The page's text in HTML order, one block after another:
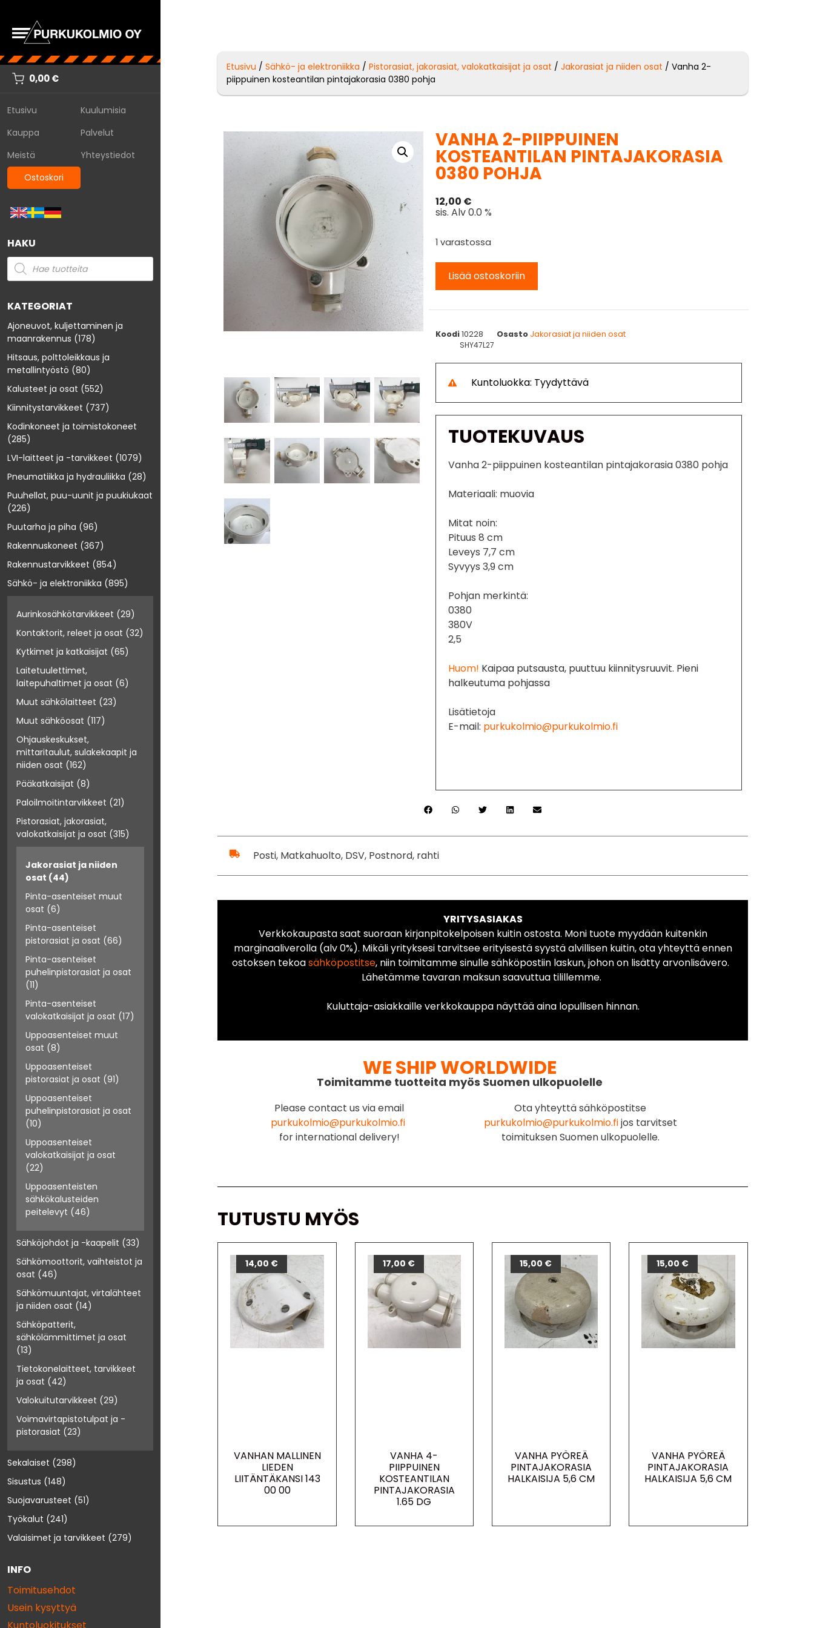
0,00€
Etusivu
Kuulumisia
Kauppa
Palvelut
Meistä
Yhteystiedot
Ostoskori
HAKU
KATEGORIAT
Ajoneuvot, kuljettaminen ja
maanrakennus (178)
Hitsaus, polttoleikkaus ja
metallintyöstö (80)
Kalusteet ja osat (552)
Kiinnitystarvikkeet (737)
Kodinkoneet ja toimistokoneet
(285)
LVI-laitteet ja -tarvikkeet (1079)
Pneumatiikka ja hydrauliikka (28)
Puuhellat, puu-uunit ja puukiukaat
(226)
Puutarha ja piha (96)
Rakennuskoneet (367)
Rakennustarvikkeet (854)
Sähkö- ja elektroniikka (895)
Aurinkosähkötarvikkeet (29)
Kontaktorit, releet ja osat (32)
Kytkimet ja katkaisijat (65)
Laitetuulettimet,
laitepuhaltimet ja osat (6)
Muut sähkölaitteet (23)
Muut sähköosat (117)
Ohjauskeskukset,
mittaritaulut, sulakekaapit ja
niiden osat (162)
Pääkatkaisijat (8)
Paloilmoitintarvikkeet (21)
Pistorasiat, jakorasiat,
valokatkaisijat ja osat (315)
Jakorasiat ja niiden
osat (44)
Pinta-asenteiset muut
osat (6)
Pinta-asenteiset
pistorasiat ja osat (66)
Pinta-asenteiset
puhelinpistorasiat ja osat
(11)
Pinta-asenteiset
valokatkaisijat ja osat (17)
Uppoasenteiset muut
osat (8)
Uppoasenteiset
pistorasiat ja osat (91)
Uppoasenteiset
puhelinpistorasiat ja osat
(10)
Uppoasenteiset
valokatkaisijat ja osat
(22)
Uppoasenteisten
sähkökalusteiden
peitelevyt (46)
Sähköjohdot ja -kaapelit (33)
Sähkömoottorit, vaihteistot ja
osat (46)
Sähkömuuntajat, virtalähteet
ja niiden osat (14)
Sähköpatterit,
sähkölämmittimet ja osat
(13)
Tietokonelaitteet, tarvikkeet
ja osat (42)
Valokuitutarvikkeet (29)
Voimavirtapistotulpat ja -
pistorasiat (23)
Sekalaiset (298)
Sisustus (148)
Suojavarusteet (51)
Työkalut (241)
Valaisimet ja tarvikkeet (279)
INFO
Toimitusehdot
Usein kysyttyä
Etusivu /Sähkö- ja elektroniikka /Pistorasiat, jakorasiat, valokatkaisijat ja osat /Jakorasiat ja niiden osat / Vanha 2-
piippuinen kosteantilan pintajakorasia 0380 pohja
VANHA 2-PIIPPUINEN
KOSTEANTILAN PINTAJAKORASIA
0380 POHJA
12,00 €
sis. Alv 0.0 %
1 varastossa
Lisää ostoskoriin
Koodi10228 Osasto Jakorasiat ja niiden osat
SHY47L27
Kuntoluokka: Tyydyttävä
TUOTEKUVAUS
Vanha 2-piippuinen kosteantilan pintajakorasia 0380 pohja
Materiaali: muovia
Mitat noin:
Pituus 8 cm
Leveys 7,7 cm
Syvyys 3,9 cm
Pohjan merkintä:
0380
380V
2,5
Huom! Kaipaa putsausta, puuttuu kiinnitysruuvit. Pieni
halkeutuma pohjassa
Lisätietoja
E-mail: purkukolmio@purkukolmio.fi
Posti, Matkahuolto, DSV, Postnord, rahti
YRITYSASIAKAS
Verkkokaupasta saat suoraan kirjanpitokelpoisen kuitin ostosta. Moni tuote myydään kuitenkin
marginaaliverolla (alv 0%). Mikäli yrityksesi tarvitsee erityisestä syystä alvillisen kuitin, ota yhteyttä ennen
ostoksen tekoasähköpostitse, niin toimitamme sinulle sähköpostiin laskun, johon on lisätty arvonlisävero.
Lähetämme tavaran maksun saavuttua tilillemme.
Kuluttaja-asiakkaille verkkokauppa näyttää aina lopullisen hinnan.
WE SHIP WORLDWIDE
Toimitamme tuotteita myös Suomen ulkopuolelle
Please contact us via email
purkukolmio@purkukolmio.fi
for international delivery!
Ota yhteyttä sähköpostitse
purkukolmio@purkukolmio.fijos tarvitset
toimituksen Suomen ulkopuolelle.
TUTUSTU MYÖS
VANHAN MALLINEN
LIEDEN
LIITÄNTÄKANSI 143
00 00
14,00 €
VANHA 4-
PIIPPUINEN
KOSTEANTILAN
PINTAJAKORASIA
1.65 DG
17,00 €
VANHA PYÖREÄ
PINTAJAKORASIA
HALKAISIJA 5,6 CM
15,00 €
VANHA PYÖREÄ
PINTAJAKORASIA
HALKAISIJA 5,6 CM
15,00 €